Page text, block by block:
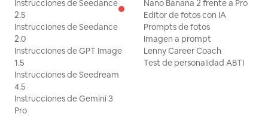
Instrucciones de Seedance
2.5
Instrucciones de Seedance
2.0
Instrucciones de GPT Image
1.5
Instrucciones de Seedream
4.5
Instrucciones de Gemini 3
Pro
Nano Banana 2 frente a Pro
Editor de fotos con IA
Prompts de fotos
Imagen a prompt
Lenny Career Coach
Test de personalidad ABTI